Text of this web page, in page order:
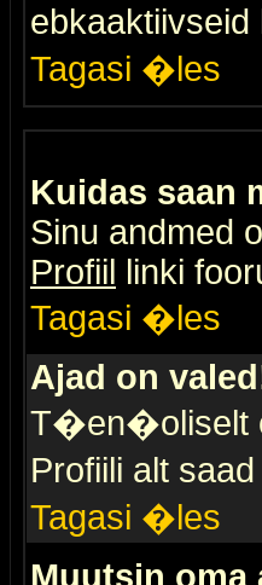
Tagasi �les
Kuidas saan
Sinu andmed
Profiil linki
Tagasi �les
Ajad on
T�en�oliselt
Profiili alt
Tagasi �les
Muutsin oma